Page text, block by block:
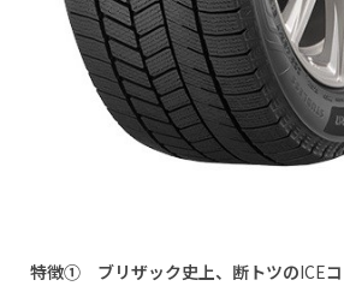
特徴① ブリザック史上、断トツのICE